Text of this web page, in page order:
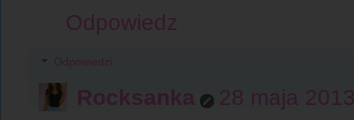
Odpowiedz
Odpowiedzi
Rocksanka
28 maja